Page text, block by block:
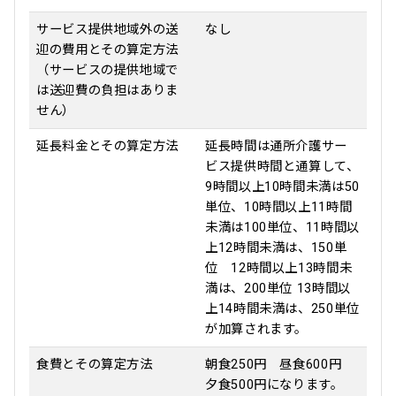
サービス提供地域外の送
迎の費用とその算定方法
（サービスの提供地域で
は送迎費の負担はありま
せん）
なし
延長料金とその算定方法
延長時間は通所介護サー
ビス提供時間と通算して、
9時間以上10時間未満は50
単位、10時間以上11時間
未満は100単位、11時間以
上12時間未満は、150単
位 12時間以上13時間未
満は、200単位 13時間以
上14時間未満は、250単位
が加算されます。
食費とその算定方法
朝食250円 昼食600円
夕食500円になります。